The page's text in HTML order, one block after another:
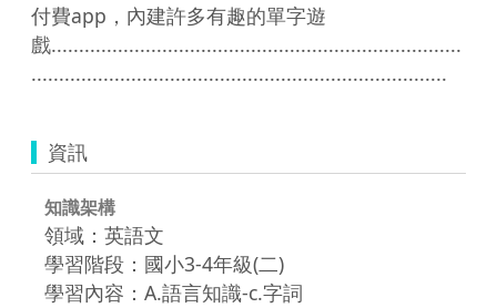
付費app，內建許多有趣的單字遊
戲..........................................................................
...........................................................................
資訊
知識架構
領域：英語文
學習階段：國小3-4年級(二)
學習內容：A.語言知識-c.字詞